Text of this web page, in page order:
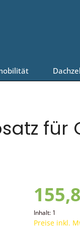
für
Inhalt: 1
Preise inkl.